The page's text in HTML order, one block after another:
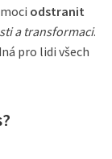
odstranit
a transformaci.
pro lidi všech